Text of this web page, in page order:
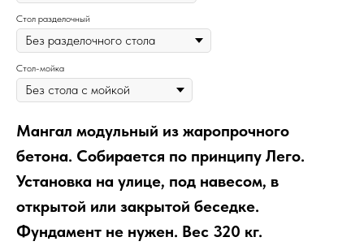
Стол разделочный
Стол-мойка
Мангал модульный из жаропрочного
бетона. Собирается по принципу Лего.
Установка на улице, под навесом, в
открытой или закрытой беседке.
Фундамент не нужен. Вес 320 кг.